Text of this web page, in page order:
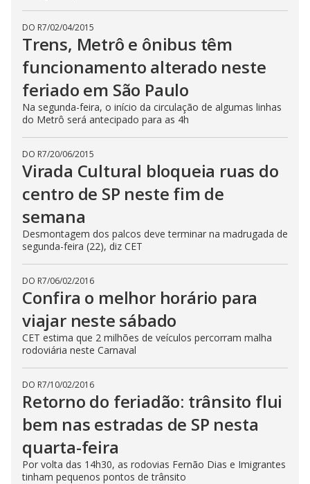
DO R7/02/04/2015
Trens, Metrô e ônibus têm
funcionamento alterado neste
feriado em São Paulo
Na segunda-feira, o início da circulação de algumas linhas
do Metrô será antecipado para as 4h
DO R7/20/06/2015
Virada Cultural bloqueia ruas do
centro de SP neste fim de
semana
Desmontagem dos palcos deve terminar na madrugada de
segunda-feira (22), diz CET
DO R7/06/02/2016
Confira o melhor horário para
viajar neste sábado
CET estima que 2 milhões de veículos percorram malha
rodoviária neste Carnaval
DO R7/10/02/2016
Retorno do feriadão: trânsito flui
bem nas estradas de SP nesta
quarta-feira
Por volta das 14h30, as rodovias Fernão Dias e Imigrantes
tinham pequenos pontos de trânsito